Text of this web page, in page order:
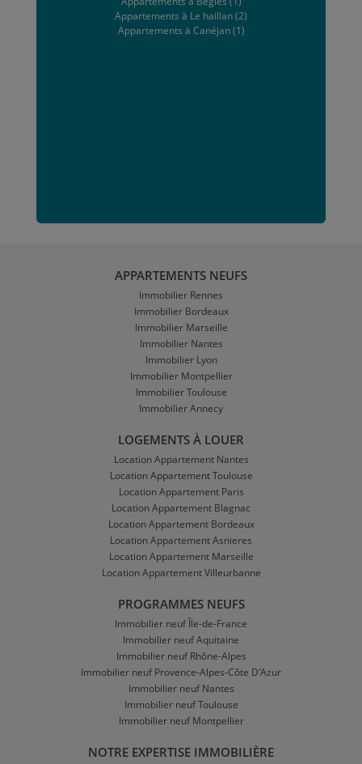
Appartements à Le haillan (2)
Appartements à Canéjan (1)
APPARTEMENTS NEUFS
Immobilier Rennes
Immobilier Bordeaux
Immobilier Marseille
Immobilier Nantes
Immobilier Lyon
Immobilier Montpellier
Immobilier Toulouse
Immobilier Annecy
LOGEMENTS À LOUER
Location Appartement Nantes
Location Appartement Toulouse
Location Appartement Paris
Location Appartement Blagnac
Location Appartement Bordeaux
Location Appartement Asnieres
Location Appartement Marseille
Location Appartement Villeurbanne
PROGRAMMES NEUFS
Immobilier neuf Île-de-France
Immobilier neuf Aquitaine
Immobilier neuf Rhône-Alpes
Immobilier neuf Provence-Alpes-Côte D'Azur
Immobilier neuf Nantes
Immobilier neuf Toulouse
Immobilier neuf Montpellier
NOTRE EXPERTISE IMMOBILIÈRE